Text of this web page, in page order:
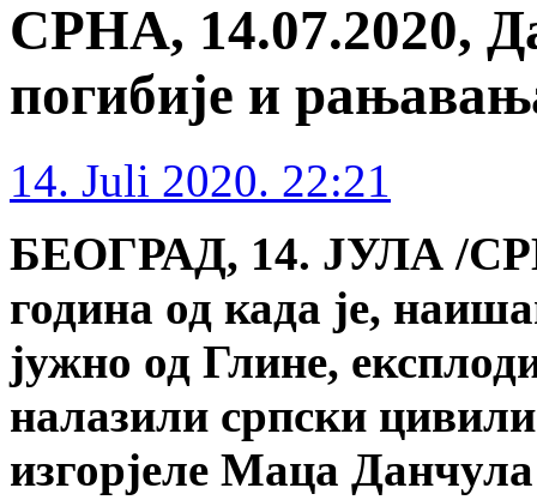
СРНА, 14.07.2020,
погибије и
14. Juli 2020. 22:21
БЕОГРАД, 14. ЈУЛА /
година од када је,
јужно од Глине,
налазили српски
изгорјеле Маца